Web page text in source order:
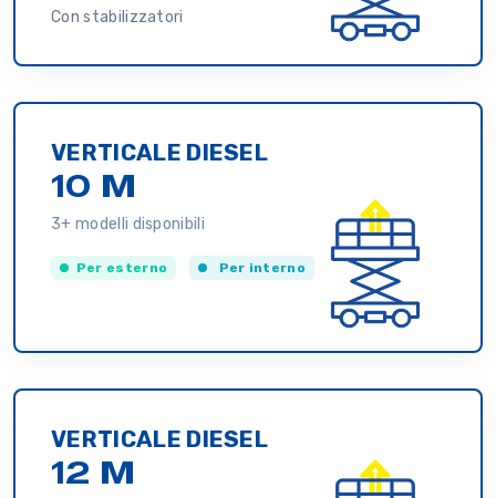
Con stabilizzatori
VERTICALE DIESEL
10 M
3+ modelli disponibili
Per esterno Per interno
VERTICALE DIESEL
12 M